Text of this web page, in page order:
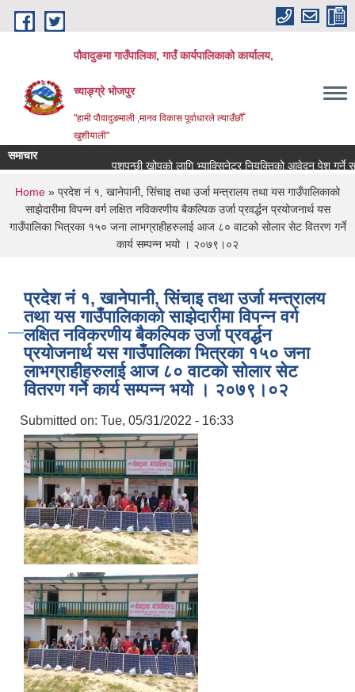
Skip to main content
पौवादुङमा गाउँपालिका, गाउँ कार्यपालिकाको कार्यालय,
च्याङ्ग्रे भोजपुर
"हामी पौवादुङमाली ,मानव विकास पूर्वाधारले ल्याउँछौँ
खुशीयाली"
समाचार
पशुपन्छी खोपको लागि भ्याक्सिनेटर नियुक्तिको आवेदन पेश गर्ने
You are here
Home » प्रदेश नं १, खानेपानी, सिंचाइ तथा उर्जा मन्त्रालय तथा यस गाउँपालिकाको
साझेदारीमा विपन्न वर्ग लक्षित नविकरणीय बैकल्पिक उर्जा प्रवर्द्धन प्रयोजनार्थ यस
गाउँपालिका भित्रका १५० जना लाभग्राहीहरुलाई आज ८० वाटको सोलार सेट वितरण गर्ने
कार्य सम्पन्न भयो । २०७९।०२
प्रदेश नं १, खानेपानी, सिंचाइ तथा उर्जा मन्त्रालय
तथा यस गाउँपालिकाको साझेदारीमा विपन्न वर्ग
लक्षित नविकरणीय बैकल्पिक उर्जा प्रवर्द्धन
प्रयोजनार्थ यस गाउँपालिका भित्रका १५० जना
लाभग्राहीहरुलाई आज ८० वाटको सोलार सेट
वितरण गर्ने कार्य सम्पन्न भयो । २०७९।०२
Submitted on: Tue, 05/31/2022 - 16:33